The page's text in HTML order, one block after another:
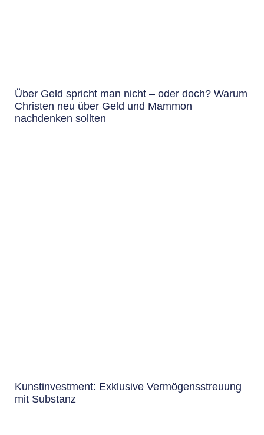
Über Geld spricht man nicht – oder doch? Warum
Christen neu über Geld und Mammon
nachdenken sollten
Kunstinvestment: Exklusive Vermögensstreuung
mit Substanz